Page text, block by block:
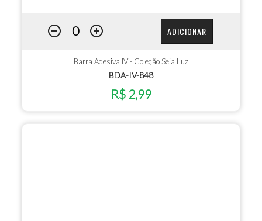
ADICIONAR
Barra Adesiva IV - Coleção Seja Luz
BDA-IV-848
R$ 2,99